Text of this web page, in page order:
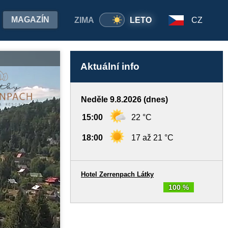
ZIMA LETO
MAGAZÍN CZ
Aktuální info
Neděle 9.8.2026 (dnes)
15:00 22 °C
18:00 17 až 21 °C
100 %
Hotel Zerrenpach Látky